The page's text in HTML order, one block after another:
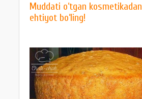
Muddati o‘tgan kosmetikadan
ehtiyot bo‘ling!